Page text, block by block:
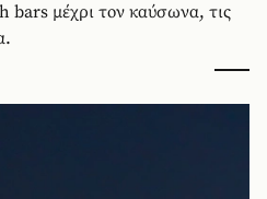
μέχρι τον καύσωνα, τις